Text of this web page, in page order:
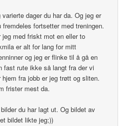
dager du har da. Og jeg er
fremdeles fortsetter med treningen.
jeg med friskt mot en eller to
er alt for lang for mitt
og jeg er flinke til å gå en
fast rute ikke så langt fra der vi
fra jobb er jeg trøtt og sliten.
frister mest da.
du har lagt ut. Og bildet av
bildet likte jeg;))